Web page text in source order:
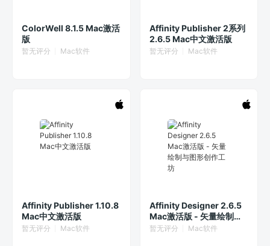
ColorWell 8.1.5 Mac激活
版
暂无评分 Mac软件
Affinity Publisher 2系列
2.6.5 Mac中文激活版
暂无评分 Mac软件
Affinity Publisher 1.10.8
Mac中文激活版
暂无评分 Mac软件
Affinity Designer 2.6.5
Mac激活版 - 矢量绘制与
图形创作工坊
暂无评分 Mac软件